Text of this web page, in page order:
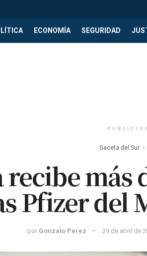
ECONOMÍA SEGURIDAD
Gaceta del Sur
más
Pfizer del
por Gonzalo Perez 29 de abril de